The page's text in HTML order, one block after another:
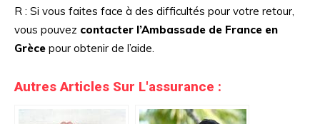
R : Si vous faites face à des difficultés pour votre retour,
vous pouvez contacter l’Ambassade de France en
Grèce pour obtenir de l’aide.
Autres Articles Sur L'assurance :